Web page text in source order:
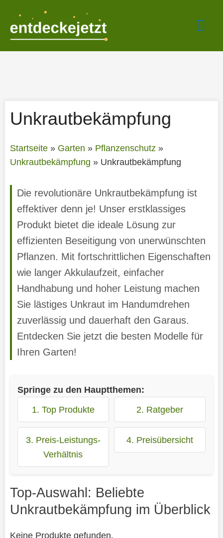
springen
Unkrautbekämpfung
Startseite» Garten » Pflanzenschutz»
Unkrautbekämpfung » Unkrautbekämpfung
Die revolutionäre Unkrautbekämpfung ist
effektiver denn je! Unser erstklassiges
Produkt bietet die ideale Lösung zur
effizienten Beseitigung von unerwünschten
Pflanzen. Mit fortschrittlichen Eigenschaften
wie langer Akkulaufzeit, einfacher
Handhabung und hoher Leistung machen
Sie lästiges Unkraut im Handumdrehen
zuverlässig und dauerhaft den Garaus.
Entdecken Sie jetzt die besten Modelle für
Ihren Garten!
Springe zu den Hauptthemen:
1. Top Produkte
2. Ratgeber
3. Preis-Leistungs-
Verhältnis
4. Preisübersicht
Top-Auswahl: Beliebte
Unkrautbekämpfung im Überblick
Keine Produkte gefunden.